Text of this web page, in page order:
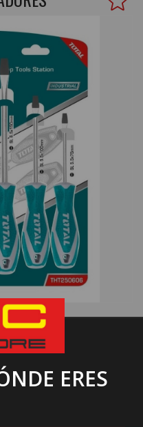
ERES
TALLER